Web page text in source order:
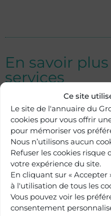
Ce site
Le site de l'annuaire du
cookies pour vous offrir
pour mémoriser vos
Nous n’utilisons aucun
Refuser les cookies
votre expérience du site.
En cliquant sur « Accepter
à l'utilisation de tous les
Vous pouvez voir les
consentement
En savoir
services
Hôpital Paris
Proctologie
Centre de
Institut de